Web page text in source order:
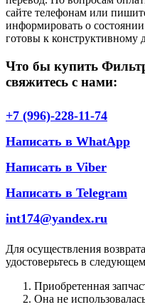
сайте телефонам или
информировать о
готовы к конструктивному
Что бы купить
свяжитесь с нами:
+7 (996)-228-11-74
Написать в WhatApp
Написать в Viber
Написать в Telegram
int174@yandex.ru
Для осуществления возврата
удостоверьтесь в
Приобретенная
Она не